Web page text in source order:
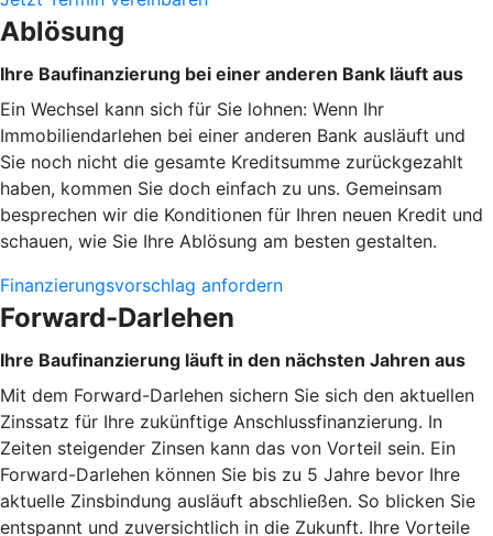
Ablösung
Ihre Baufinanzierung bei einer anderen Bank läuft aus
Ein Wechsel kann sich für Sie lohnen: Wenn Ihr
Immobiliendarlehen bei einer anderen Bank ausläuft und
Sie noch nicht die gesamte Kreditsumme zurückgezahlt
haben, kommen Sie doch einfach zu uns. Gemeinsam
besprechen wir die Konditionen für Ihren neuen Kredit und
schauen, wie Sie Ihre Ablösung am besten gestalten.
Finanzierungsvorschlag anfordern
Forward-Darlehen
Ihre Baufinanzierung läuft in den nächsten Jahren aus
Mit dem Forward-Darlehen sichern Sie sich den aktuellen
Zinssatz für Ihre zukünftige Anschlussfinanzierung. In
Zeiten steigender Zinsen kann das von Vorteil sein. Ein
Forward-Darlehen können Sie bis zu 5 Jahre bevor Ihre
aktuelle Zinsbindung ausläuft abschließen. So blicken Sie
entspannt und zuversichtlich in die Zukunft. Ihre Vorteile